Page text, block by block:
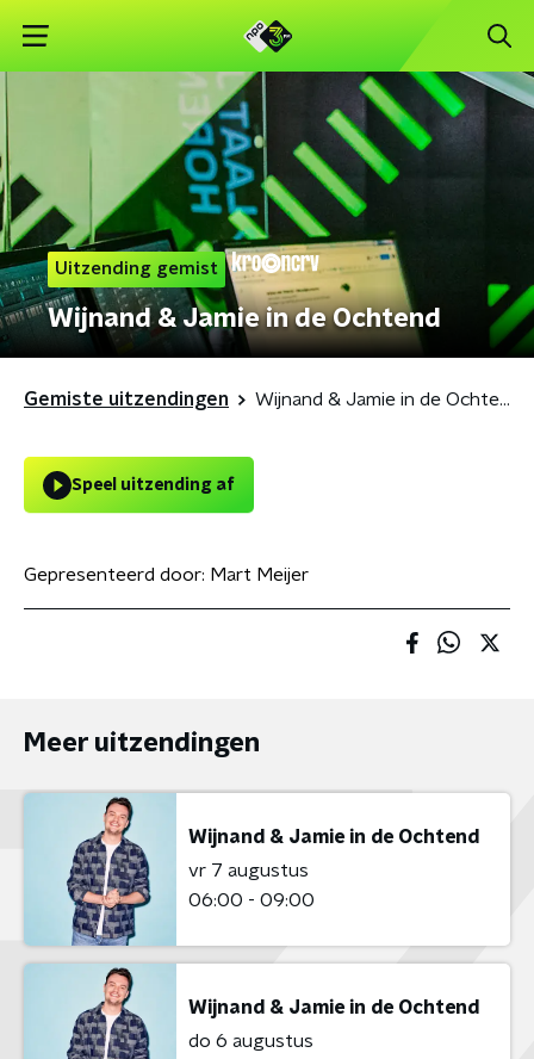
Uitzending gemist
Wijnand & Jamie in de Ochtend
Gemiste uitzendingen Wijnand & Jamie in de Ochtend
Speel uitzending af
Gepresenteerd door: Mart Meijer
Meer uitzendingen
Wijnand & Jamie in de Ochtend
vr 7 augustus
06:00 - 09:00
Wijnand & Jamie in de Ochtend
do 6 augustus